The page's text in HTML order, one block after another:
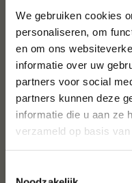
We gebruiken cookies
personaliseren, om
en om ons
informatie over uw
partners voor social
partners kunnen deze
informatie die u aan ze
verzameld op basis
NO
Bestel alles
10% korting op
eerste
Schrijf je in voor
10% korting op jouw
ACHTERNAAM